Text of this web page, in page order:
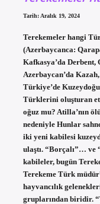
Tarih: Aralık 19, 2024
Terekemeler hangi
(Azerbaycanca:
Kafkasya’da
Azerbaycan’da
Türkiye’de
Türklerini oluşturan
oğuz mu? Atilla’nın
nedeniyle Hunlar
iki yeni kabilesi
ulaştı. “Borçalı”… ve
kabileler, bugün
Terekeme Türk
hayvancılık
gruplarından biridir.